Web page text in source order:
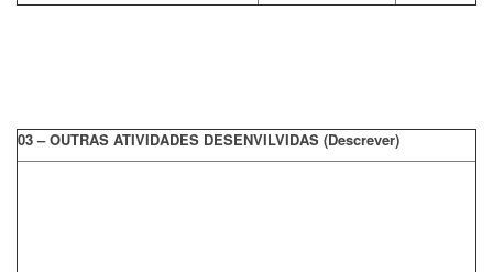
03 – OUTRAS ATIVIDADES DESENVILVIDAS (Descrever)